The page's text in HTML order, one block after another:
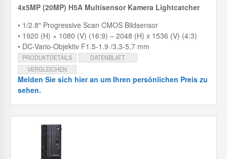
4x5MP (20MP) H5A Multisensor Kamera Lightcatcher
• 1/2.8″ Progressive Scan CMOS Bildsensor
• 1920 (H) × 1080 (V) (16:9) – 2048 (H) x 1536 (V) (4:3)
• DC-Vario-Objektiv F1.5-1.9 /3,3-5,7 mm
PRODUKTDETAILS
DATENBLATT
VERGLEICHEN
Melden Sie sich hier an um Ihren persönlichen Preis zu
sehen.